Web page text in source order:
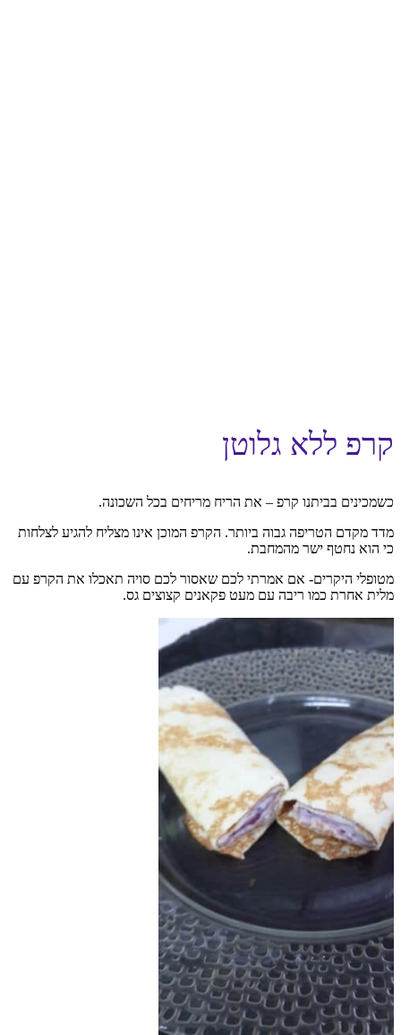
קרפ ללא גלוטן
כשמכינים בביתנו קרפ – את הריח מריחים בכל השכונה.
מדד מקדם הטריפה גבוה ביותר. הקרפ המוכן אינו מצליח להגיע לצלחות
כי הוא נחטף ישר מהמחבת.
מטופלי היקרים- אם אמרתי לכם שאסור לכם סויה תאכלו את הקרפ עם
מלית אחרת כמו ריבה עם מעט פקאנים קצוצים גס.